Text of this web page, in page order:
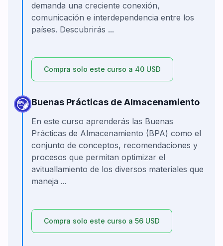
demanda una creciente conexión,
comunicación e interdependencia entre los
países. Descubrirás ...
Compra solo este curso a 40 USD
Buenas Prácticas de Almacenamiento
En este curso aprenderás las Buenas
Prácticas de Almacenamiento (BPA) como el
conjunto de conceptos, recomendaciones y
procesos que permitan optimizar el
avituallamiento de los diversos materiales que
maneja ...
Compra solo este curso a 56 USD